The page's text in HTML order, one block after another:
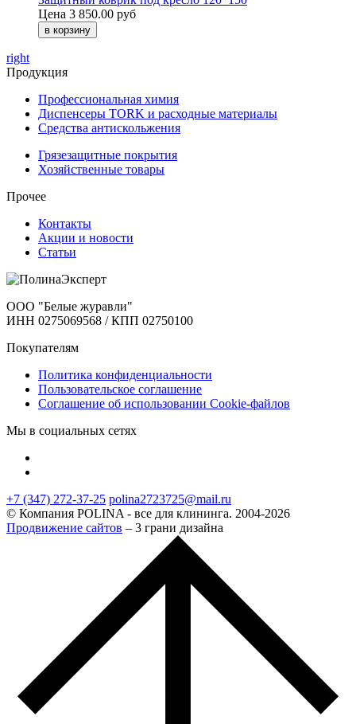
Цена 3 850.00 руб
right
Продукция
Профессиональная химия
Диспенсеры TORK и расходные материалы
Cредства антискольжения
Грязезащитные покрытия
Хозяйственные товары
Прочее
Контакты
Акции и новости
Статьи
ООО "Белые журавли"
ИНН 0275069568 / КПП 02750100
Покупателям
Политика конфиденциальности
Пользовательское соглашение
Соглашение об использовании Cookie-файлов
Мы в социальных сетях
+7 (347) 272-37-25 polina2723725@mail.ru
© Компания POLINA - все для клининга. 2004-2026
Продвижение сайтов – 3 грани дизайна